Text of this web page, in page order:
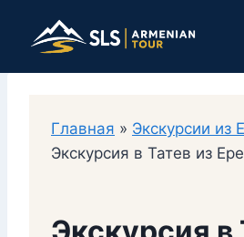
Главная » Экскурсии из
Экскурсия в Татев из